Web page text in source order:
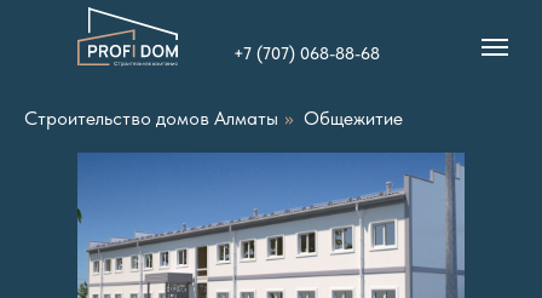
+7 (707) 068-88-68
Строительство домов Алматы » Общежитие